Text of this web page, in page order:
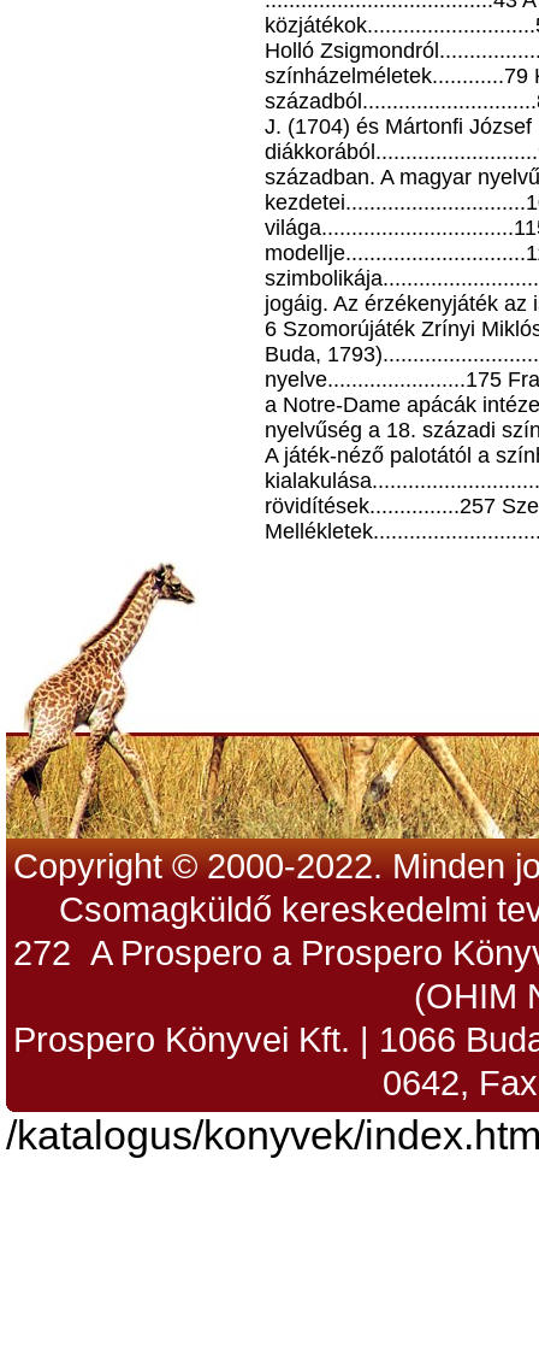
Holló
színházelméletek............79
J. (1704) és Mártonfi József
században. A magyar
jogáig. Az érzékenyjáték
6 Szomorújáték Zrínyi
Buda,
nyelve.......................175
a Notre-Dame apácák
nyelvűség a 18. századi
A játék-néző palotától a
rövidítések...............257
Copyright © 2000-2022. Minden
Csomagküldő kereskedelmi
272 A Prospero a Prospero
(OHIM
Prospero Könyvei Kft. | 1066
0642,
/katalogus/konyvek/